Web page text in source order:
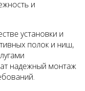
и
установки и
полок и ниш,
надежный монтаж